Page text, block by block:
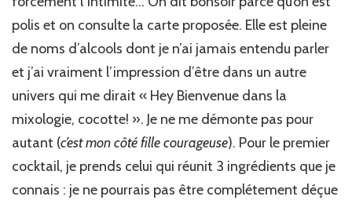
polis et on consulte la carte proposée. Elle est pleine
de noms d’alcools dont je n’ai jamais entendu parler
et j’ai vraiment l’impression d’être dans un autre
univers qui me dirait « Hey Bienvenue dans la
mixologie, cocotte! ». Je ne me démonte pas pour
autant (c’est mon côté fille courageuse). Pour le premier
cocktail, je prends celui qui réunit 3 ingrédients que je
connais : je ne pourrais pas être complétement déçue